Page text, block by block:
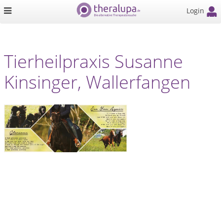
Login
Tierheilpraxis Susanne
Kinsinger, Wallerfangen